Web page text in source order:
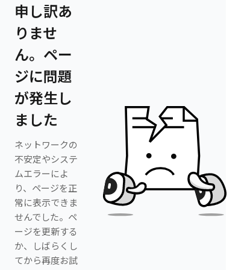
申し訳あ
りませ
ん。ペー
ジに問題
が発生し
ました
ネットワークの
不安定やシステ
ムエラーによ
り、ページを正
常に表示できま
せんでした。ペ
ージを更新する
か、しばらくし
てから再度お試